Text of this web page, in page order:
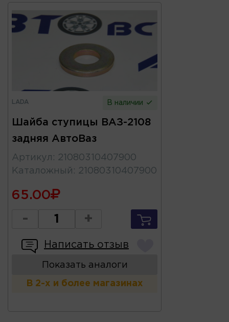
LADA В наличии
Шайба ступицы ВАЗ-2108
задняя АвтоВаз
Артикул : 21080310407900
Каталожный : 21080310407900
65.00
- +
Написать отзыв
Показать аналоги
В 2-х и более магазинах